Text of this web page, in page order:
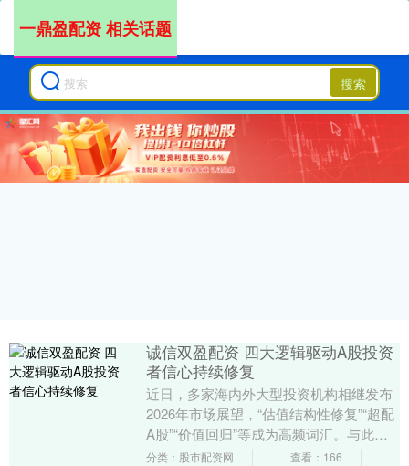
搜索
一鼎盈配资 相关话题
诚信双盈配资 四大逻辑驱动A股投资
者信心持续修复
近日，多家海内外大型投资机构相继发布
2026年市场展望，“估值结构性修复”“超配
A股”“价值回归”等成为高频词汇。与此同
时，从A股盘面看，多维数据显示市场活
分类：股市配资网 查看：166